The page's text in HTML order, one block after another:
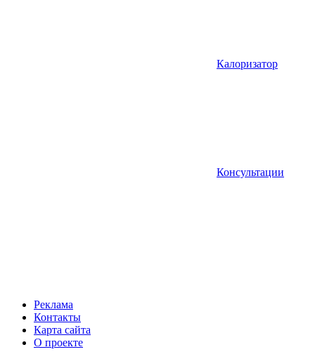
Калоризатор
Консультации
Реклама
Контакты
Карта сайта
О проекте